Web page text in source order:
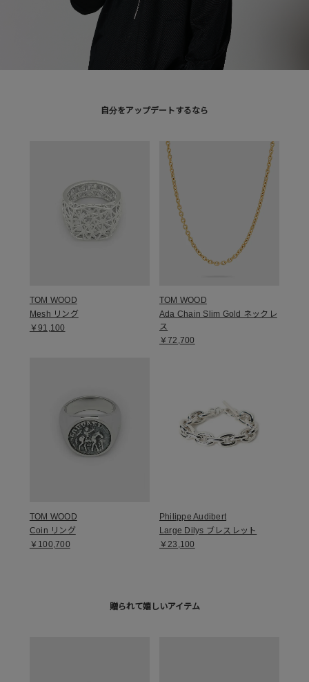
自分をアップデートするなら
TOM WOOD
Mesh リング
￥91,100
TOM WOOD
Ada Chain Slim Gold ネックレ
ス
￥72,700
TOM WOOD
Coin リング
￥100,700
Philippe Audibert
Large Dilys ブレスレット
￥23,100
贈られて嬉しいアイテム